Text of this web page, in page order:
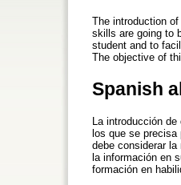
The introduction
skills are going to
student and to
The objective of
Spanish
La introducción
los que se
debe considerar
la información en
formación en